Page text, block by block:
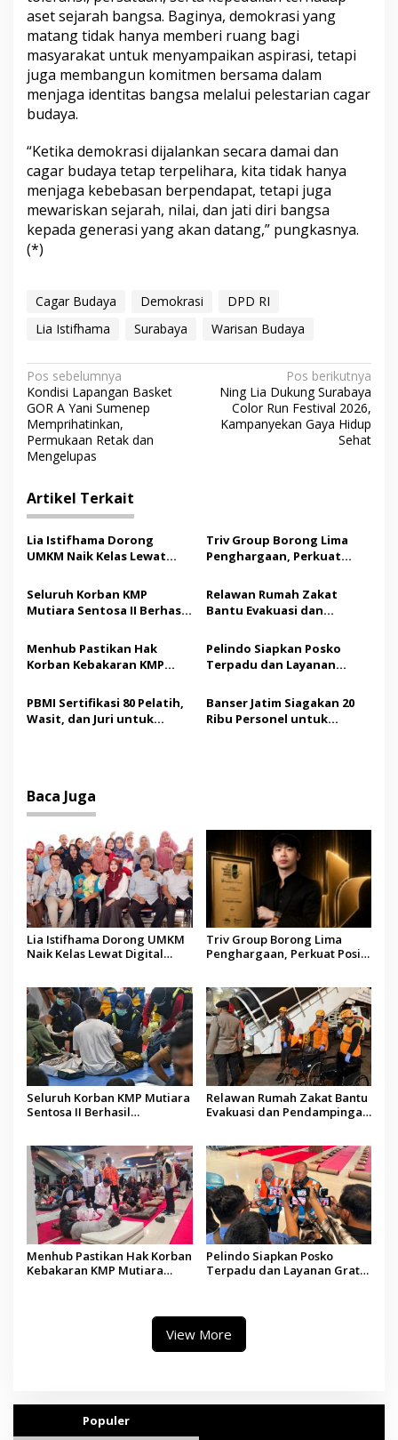
aset sejarah bangsa. Baginya, demokrasi yang
matang tidak hanya memberi ruang bagi
masyarakat untuk menyampaikan aspirasi, tetapi
juga membangun komitmen bersama dalam
menjaga identitas bangsa melalui pelestarian cagar
budaya.
“Ketika demokrasi dijalankan secara damai dan
cagar budaya tetap terpelihara, kita tidak hanya
menjaga kebebasan berpendapat, tetapi juga
mewariskan sejarah, nilai, dan jati diri bangsa
kepada generasi yang akan datang,” pungkasnya.
(*)
Cagar Budaya Demokrasi
DPD RI
Lia Istifhama
Surabaya Warisan Budaya
N
a
v
i
a
s
i
o
Pos sebelumnya
Kondisi Lapangan Basket
GOR A Yani Sumenep
Memprihatinkan,
Permukaan Retak dan
Mengelupas
Pos berikutnya
Ning Lia Dukung Surabaya
Color Run Festival 2026,
Kampanyekan Gaya Hidup
Sehat
Artikel Terkait
Lia Istifhama Dorong
UMKM Naik Kelas Lewat
Soroti Pemberdayaan
Difabel
Triv Group Borong Lima
Penghargaan, Perkuat
Aset Digital Terpercaya
Seluruh Korban KMP
Mutiara Sentosa II Berhasil
Audit Operator Kapal
Relawan Rumah Zakat
Bantu Evakuasi dan
Kebakaran KMP Mutiara
Sentosa II
Menhub Pastikan Hak
Korban Kebakaran KMP
Dipenuhi, Evakuasi Terus
Berlanjut
Pelindo Siapkan Posko
Terpadu dan Layanan
Kebakaran KMP Mutiara
Sentosa II
PBMI Sertifikasi 80 Pelatih,
Wasit, dan Juri untuk
Banser Jatim Siagakan 20
Ribu Personel untuk
Baca Juga
Lia Istifhama Dorong UMKM
Naik Kelas Lewat Digital
Triv Group Borong Lima
Penghargaan, Perkuat Posisi
Seluruh Korban KMP Mutiara
Sentosa II Berhasil
Relawan Rumah Zakat Bantu
Evakuasi dan Pendampingan
Menhub Pastikan Hak Korban
Kebakaran KMP Mutiara
Pelindo Siapkan Posko
Terpadu dan Layanan Gratis
View More
Populer